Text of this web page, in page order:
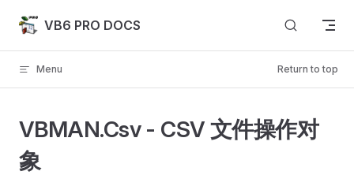
Skip to content
VB6 PRO DOCS
Menu Return to top
VBMAN.Csv - CSV 文件操作对
象